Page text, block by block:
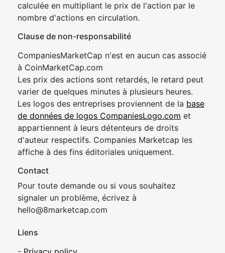
calculée en multipliant le prix de l'action par le
nombre d'actions en circulation.
Clause de non-responsabilité
CompaniesMarketCap n'est en aucun cas associé
à CoinMarketCap.com
Les prix des actions sont retardés, le retard peut
varier de quelques minutes à plusieurs heures.
Les logos des entreprises proviennent de la base
de données de logos CompaniesLogo.com et
appartiennent à leurs détenteurs de droits
d'auteur respectifs. Companies Marketcap les
affiche à des fins éditoriales uniquement.
Contact
Pour toute demande ou si vous souhaitez
signaler un problème, écrivez à
hello@8marketcap.com
Liens